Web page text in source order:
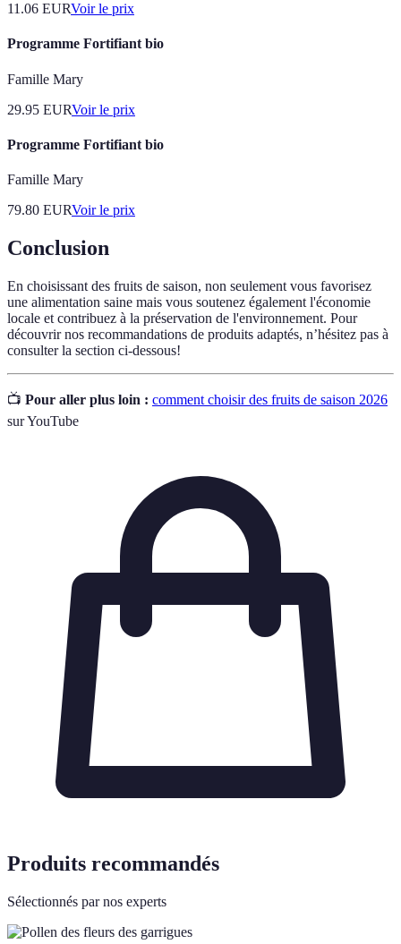
11.06 EURVoir le prix
Programme Fortifiant bio
Famille Mary
29.95 EURVoir le prix
Programme Fortifiant bio
Famille Mary
79.80 EURVoir le prix
Conclusion
En choisissant des fruits de saison, non seulement vous favorisez
une alimentation saine mais vous soutenez également l'économie
locale et contribuez à la préservation de l'environnement. Pour
découvrir nos recommandations de produits adaptés, n’hésitez pas à
consulter la section ci-dessous!
📺 Pour aller plus loin : comment choisir des fruits de saison 2026
sur YouTube
Produits recommandés
Sélectionnés par nos experts